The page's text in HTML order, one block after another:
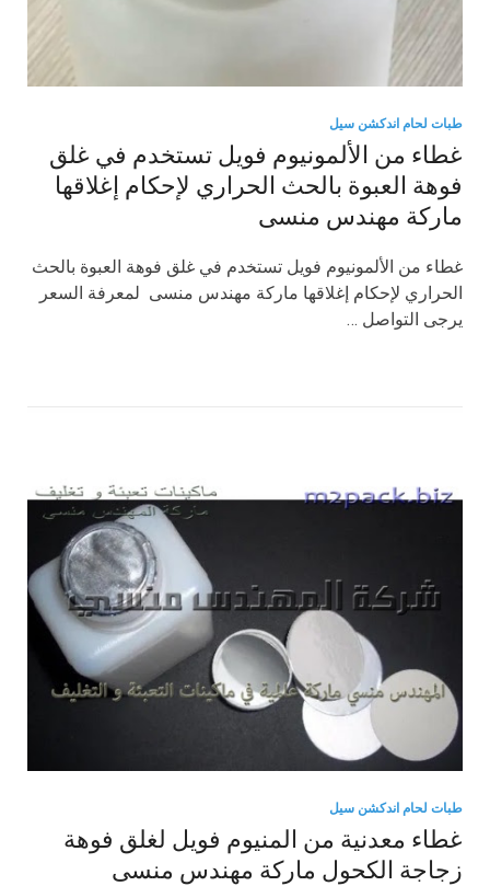
طبات لحام اندكشن سيل
غطاء من الألمونيوم فويل تستخدم في غلق
فوهة العبوة بالحث الحراري لإحكام إغلاقها
ماركة مهندس منسى
غطاء من الألمونيوم فويل تستخدم في غلق فوهة العبوة بالحث
الحراري لإحكام إغلاقها ماركة مهندس منسى لمعرفة السعر
يرجى التواصل …
طبات لحام اندكشن سيل
غطاء معدنية من المنيوم فويل لغلق فوهة
زجاجة الكحول ماركة مهندس منسى